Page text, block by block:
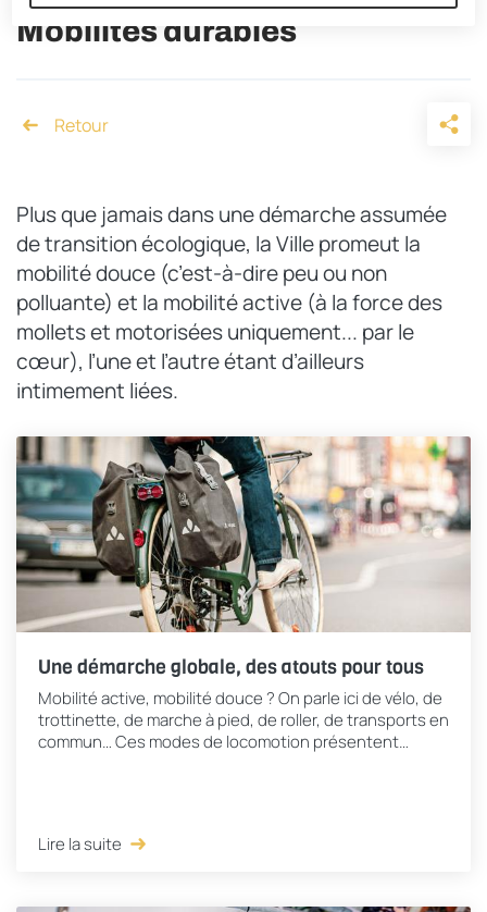
Mobilités durables
Accueil
Plus que jamais dans une démarche assumée
de transition écologique, la Ville promeut la
mobilité douce (c’est-à-dire peu ou non
polluante) et la mobilité active (à la force des
mollets et motorisées uniquement... par le
cœur), l’une et l’autre étant d’ailleurs
intimement liées.
Une démarche globale, des atouts pour tous
Mobilité active, mobilité douce ? On parle ici de vélo, de
trottinette, de marche à pied, de roller, de transports en
commun… Ces modes de locomotion présentent
Lire la suite